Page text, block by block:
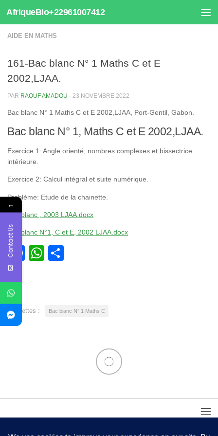
Au dessous du contenu
AfriqueBio+22961007412
AIDE EN MATHS
161-Bac blanc N° 1 Maths C et E
2002,LJAA.
PAR RAOUF AMADOU · 23 NOVEMBRE 2022
Bac blanc N° 1 Maths C et E 2002,LJAA, Port-Gentil, Gabon.
Bac blanc N° 1, Maths C et E 2002,LJAA.
Exercice 1: Angle orienté, nombres complexes et bissectrice
intérieure.
Exercice 2: Calcul intégral et suite numérique.
Problème: Etude de la chainette.
Bac blanc , 2003 LJAA.docx
Bac blanc N°1, C et E, 2002 LJAA.docx
Facebook
WhatsApp
Étiquettes : Bac blanc N° 1 Maths C
←
Contact Us